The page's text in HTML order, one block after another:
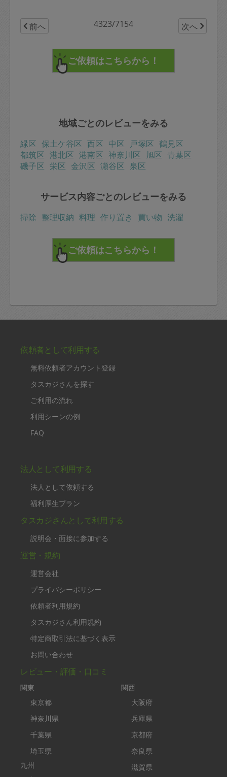
前へ 4323/7154 次へ
地域ごとのレビューをみる
緑区 保土ケ谷区 西区 中区 戸塚区 鶴見区
都筑区 港北区 港南区 神奈川区 旭区 青葉区
磯子区 栄区 金沢区 瀬谷区 泉区
サービス内容ごとのレビューをみる
掃除 整理収納 料理 作り置き 買い物 洗濯
依頼者として利用する
無料依頼者アカウント登録
タスカジさんを探す
ご利用の流れ
利用シーンの例
FAQ
法人として利用する
法人として依頼する
福利厚生プラン
タスカジさんとして利用する
説明会・面接に参加する
運営・規約
運営会社
プライバシーポリシー
依頼者利用規約
タスカジさん利用規約
特定商取引法に基づく表示
お問い合わせ
レビュー・評価・口コミ
関東
東京都
神奈川県
千葉県
埼玉県
九州
関西
大阪府
兵庫県
京都府
奈良県
滋賀県